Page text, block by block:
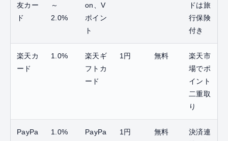
友カー
ド
～
2.0%
on、V
ポイン
ト
ドは旅
行保険
付き
楽天カ
ード
1.0%
楽天ギ
フトカ
ード
1円 無料
楽天市
場でポ
イント
二重取
り
PayPa
1.0%
PayPa
1円 無料
決済連